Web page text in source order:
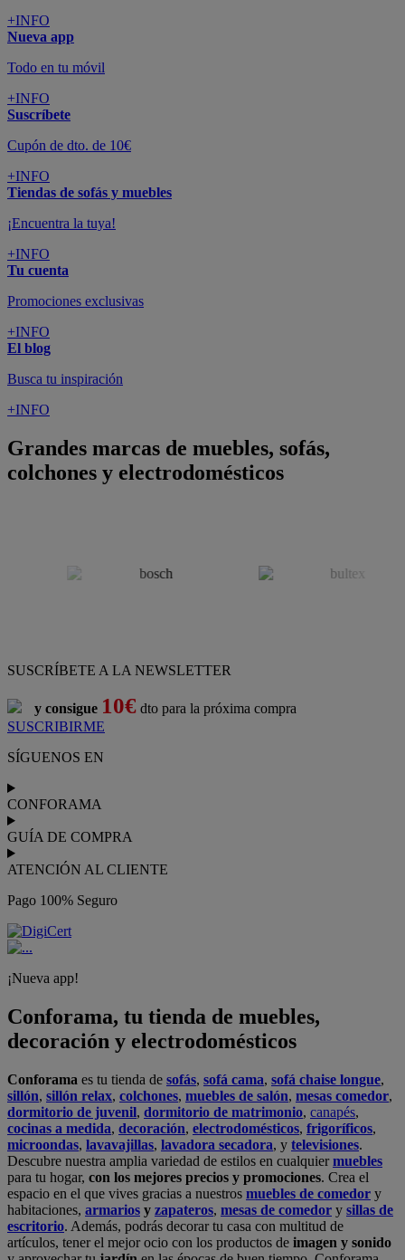
+INFO
Nueva app
Todo en tu móvil
+INFO
Suscríbete
Cupón de dto. de 10€
+INFO
Tiendas de sofás y muebles
¡Encuentra la tuya!
+INFO
Tu cuenta
Promociones exclusivas
+INFO
El blog
Busca tu inspiración
+INFO
Grandes marcas de muebles, sofás,
colchones y electrodomésticos
SUSCRÍBETE A LA NEWSLETTER
y consigue 10€ dto para la próxima compra
SUSCRIBIRME
SÍGUENOS EN
CONFORAMA
GUÍA DE COMPRA
ATENCIÓN AL CLIENTE
Pago 100% Seguro
¡Nueva app!
Conforama, tu tienda de muebles,
decoración y electrodomésticos
Conforama es tu tienda de sofás, sofá cama, sofá chaise longue,
sillón, sillón relax, colchones, muebles de salón, mesas comedor,
dormitorio de juvenil, dormitorio de matrimonio, canapés,
cocinas a medida, decoración, electrodomésticos, frigoríficos,
microondas, lavavajillas, lavadora secadora, y televisiones.
Descubre nuestra amplia variedad de estilos en cualquiermuebles
para tu hogar, con los mejores precios y promociones. Crea el
espacio en el que vives gracias a nuestros muebles de comedor y
habitaciones, armarios y zapateros, mesas de comedor y sillas de
escritorio. Además, podrás decorar tu casa con multitud de
artículos, tener el mejor ocio con los productos de imagen y sonido